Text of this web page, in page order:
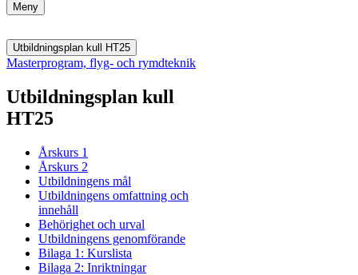
Meny
Utbildningsplan kull HT25
Masterprogram, flyg- och rymdteknik
Utbildningsplan kull
HT25
Årskurs 1
Årskurs 2
Utbildningens mål
Utbildningens omfattning och
innehåll
Behörighet och urval
Utbildningens genomförande
Bilaga 1: Kurslista
Bilaga 2: Inriktningar